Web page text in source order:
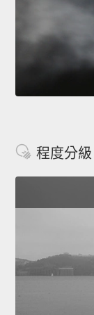
程度分級